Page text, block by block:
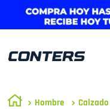
Hombre Calzado